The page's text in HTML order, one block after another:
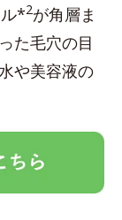
*2が角層ま
た毛穴の目
や美容液の